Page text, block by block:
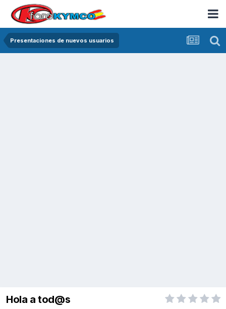
Presentaciones de nuevos usuarios
Hola a tod@s